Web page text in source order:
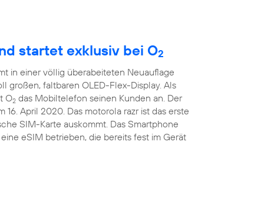
startet exklusiv bei O2
in einer völlig überabeiteten Neuauflage
großen, faltbaren OLED-Flex-Display. Als
O2 das Mobiltelefon seinen Kunden an. Der
April 2020. Das motorola razr ist das erste
SIM-Karte auskommt. Das Smartphone
eSIM betrieben, die bereits fest im Gerät